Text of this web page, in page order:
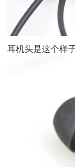
耳机头是这个样子